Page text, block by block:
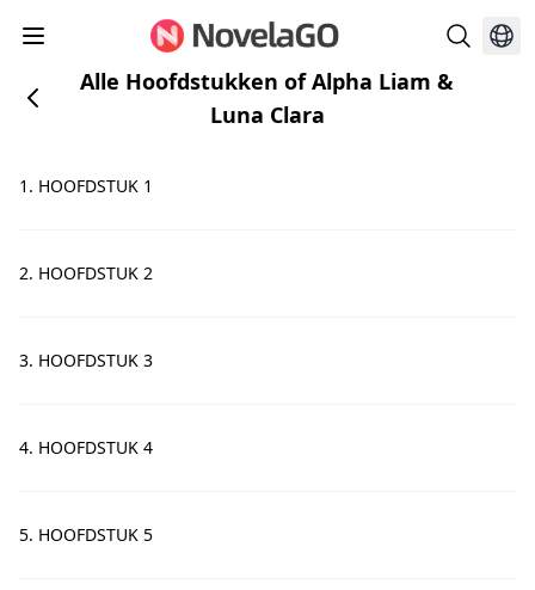
Alle Hoofdstukken of Alpha Liam &
Luna Clara
1. HOOFDSTUK 1
2. HOOFDSTUK 2
3. HOOFDSTUK 3
4. HOOFDSTUK 4
5. HOOFDSTUK 5